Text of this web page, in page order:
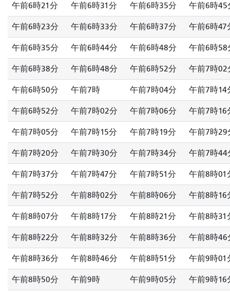
午前6時21分 午前6時31分 午前6時35分 午前6時45
午前6時23分 午前6時33分 午前6時37分 午前6時47
午前6時35分 午前6時44分 午前6時48分 午前6時58
午前6時38分 午前6時48分 午前6時52分 午前7時02
午前6時50分 午前7時 午前7時04分 午前7時14
午前6時52分 午前7時02分 午前7時06分 午前7時16
午前7時05分 午前7時15分 午前7時19分 午前7時29
午前7時20分 午前7時30分 午前7時34分 午前7時44
午前7時37分 午前7時47分 午前7時51分 午前8時01
午前7時52分 午前8時02分 午前8時06分 午前8時16
午前8時07分 午前8時17分 午前8時21分 午前8時31
午前8時22分 午前8時32分 午前8時36分 午前8時46
午前8時36分 午前8時46分 午前8時51分 午前9時01
午前8時50分 午前9時 午前9時05分 午前9時16